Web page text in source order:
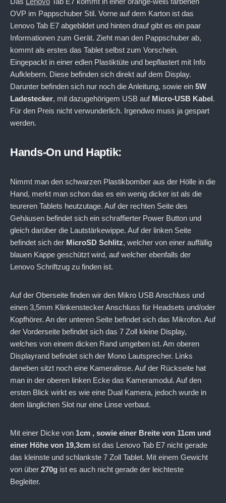
OVP im Pappschuber Stil. Vorne auf dem Karton ist das
Lenovo Tab E7 abgebildet und hinten drauf gibt es ein paar
Informationen zum Gerät. Zieht man den Pappschuber ab,
kommt als erstes das Tablet selbst zum Vorschein.
Eingepackt in einer edlen Plastiktüte und bepflastert mit Info
Aufklebern. Diese befinden sich direkt auf dem Display.
Darunter befinden sich nur noch die Anleitung, sowie ein 5W
Ladestecker, mit dazugehörigem USB auf Micro-USB Kabel.
Für den Preis nicht verwunderlich. Irgendwo muss ja gespart
werden.
Hands-On und Haptik:
Nimmt man den schwarzen Plastikbomber aus der Hölle in die
Hand, merkt man schon das es ein wenig dicker ist als die
teureren Tablets heutzutage. Auf der rechten Seite des
Gehäusen befindet sich ein schraffierter Power Button und
gleich darüber die Lautstärkewippe. Auf der linken Seite
befindet sich der MicroSD Schlitz, welcher von einer auffällig
blauen Kappe geschützt wird, auf welcher ebenfalls der
Lenovo Schriftzug zu finden ist.
Auf der Oberseite finden wir den Mikro USB Anschluss und
einen 3,5mm Klinkenstecker Anschluss für Headsets und/oder
Kopfhörer. An der unteren Seite befindet sich das Mikrofon. Auf
der Vorderseite befindet sich das 7 Zoll kleine Display,
welches von einem dicken Rand umgeben ist. Am oberen
Displayrand befindet sich der Mono Lautsprecher. Links
daneben sitzt noch eine Kameralinse. Auf der Rückseite hat
man in der oberen linken Ecke das Kameramodul. Auf den
ersten Blick wirkt es wie eine Dual Kamera, jedoch wurde in
dem länglichen Slot nur eine Linse verbaut.
Mit einer Dicke von 1cm , sowie einer Breite von 11cm und
einer Höhe von 19,3cm ist das Lenovo Tab E7 nicht gerade
das kleinste und schlankste 7 Zoll Tablet. Mit einem Gewicht
von über 270g ist es auch nicht gerade der leichteste
Begleiter.